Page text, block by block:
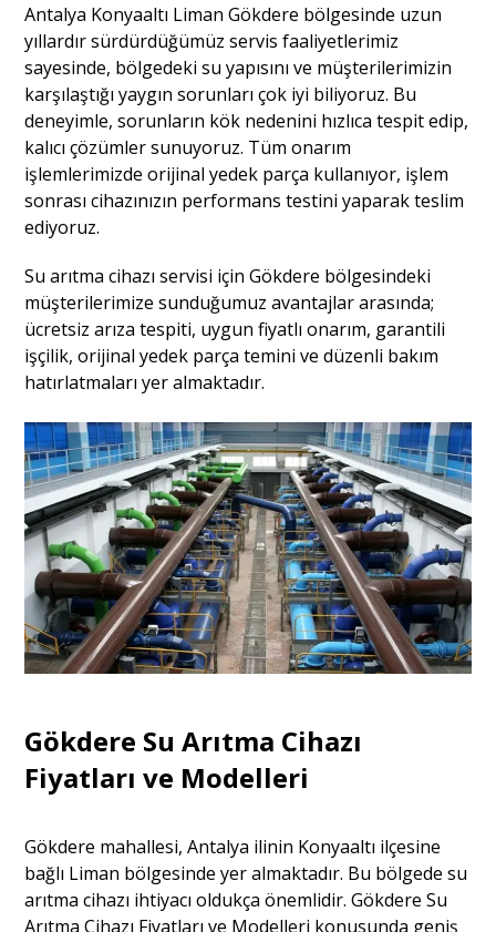
Antalya Konyaaltı Liman Gökdere bölgesinde uzun
yıllardır sürdürdüğümüz servis faaliyetlerimiz
sayesinde, bölgedeki su yapısını ve müşterilerimizin
karşılaştığı yaygın sorunları çok iyi biliyoruz. Bu
deneyimle, sorunların kök nedenini hızlıca tespit edip,
kalıcı çözümler sunuyoruz. Tüm onarım
işlemlerimizde orijinal yedek parça kullanıyor, işlem
sonrası cihazınızın performans testini yaparak teslim
ediyoruz.
Su arıtma cihazı servisi için Gökdere bölgesindeki
müşterilerimize sunduğumuz avantajlar arasında;
ücretsiz arıza tespiti, uygun fiyatlı onarım, garantili
işçilik, orijinal yedek parça temini ve düzenli bakım
hatırlatmaları yer almaktadır.
Gökdere Su Arıtma Cihazı
Fiyatları ve Modelleri
Gökdere mahallesi, Antalya ilinin Konyaaltı ilçesine
bağlı Liman bölgesinde yer almaktadır. Bu bölgede su
arıtma cihazı ihtiyacı oldukça önemlidir. Gökdere Su
Arıtma Cihazı Fiyatları ve Modelleri konusunda geniş